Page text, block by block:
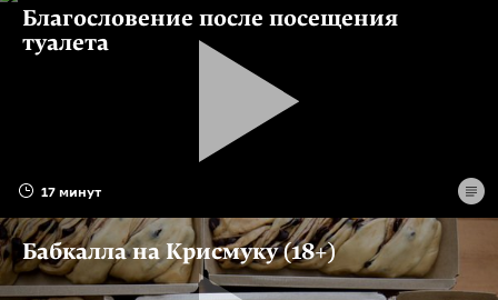
17 минут
Благословение после посещения
туалета
Бабкалла на Крисмуку (18+)